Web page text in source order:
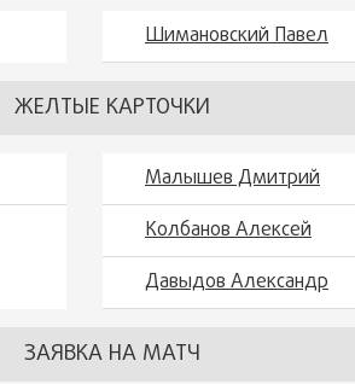
Шимановский Павел
ЖЕЛТЫЕ КАРТОЧКИ
Малышев Дмитрий
Колбанов Алексей
Давыдов Александр
ЗАЯВКА НА МАТЧ